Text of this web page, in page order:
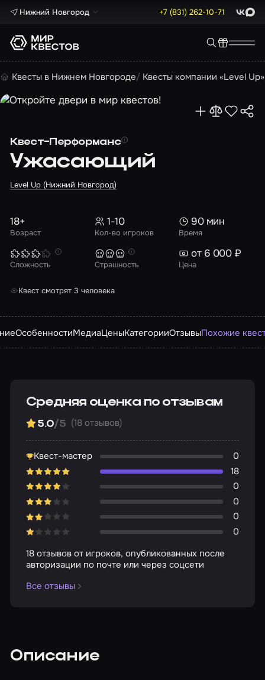
Нижний Новгород +7 (831) 262-10-71 Max
Квесты в Нижнем Новгороде Квесты компании «Level Up»
Квест-Перформанс
Ужасающий
Level Up (Нижний Новгород)
Возраст
18+
Кол-во игроков
1-10
Время
90 мин
Сложность Страшность Цена
от 6 000 ₽
Квест смотрят 3 человека
ОсобенностиМедиаЦеныКатегорииОтзывыПохожие
Средняя оценка по отзывам
5.0/5 (18 отзывов)
Квест-мастер
0
18
0
0
0
0
18 отзывов от игроков, опубликованных после
авторизации по почте или через соцсети
Все отзывы
Описание